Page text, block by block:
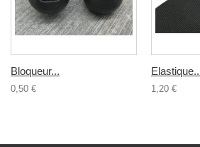
Bloqueur...
0,50 € 1,20 €